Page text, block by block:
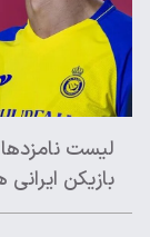
لیست
بازیکن